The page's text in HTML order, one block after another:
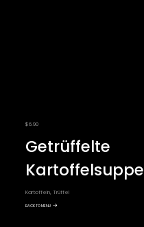
$6.90
Getrüffelte
Kartoffelsuppe
Kartoffeln, Trüffel
BACK TO MENU